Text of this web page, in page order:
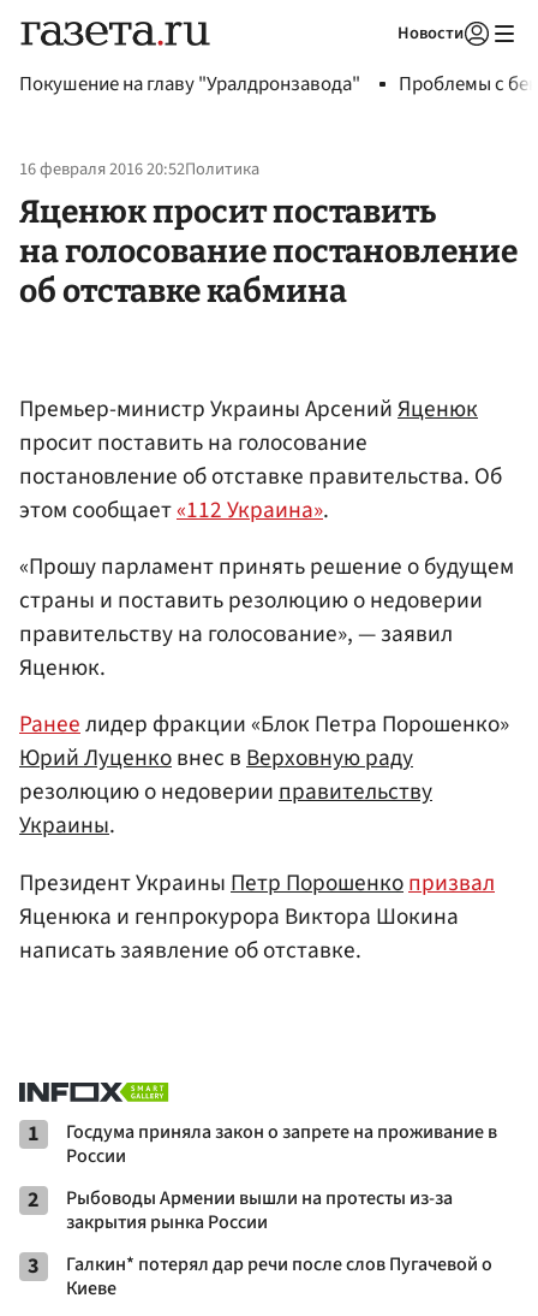
Новости
Покушение на главу "Уралдронзавода" Проблемы с
16 февраля 2016 20:52Политика
Яценюк просит поставить
на голосование постановление
об отставке кабмина
Премьер-министр Украины АрсенийЯценюк
просит поставить на голосование
постановление об отставке правительства. Об
этом сообщает«112 Украина».
«Прошу парламент принять решение о будущем
страны и поставить резолюцию о недоверии
правительству на голосование», — заявил
Яценюк.
Ранеелидер фракции «Блок Петра Порошенко»
Юрий Луценковнес вВерховную раду
резолюцию о недоверииправительству
Украины.
Президент Украины Петр Порошенкопризвал
Яценюка и генпрокурора Виктора Шокина
написать заявление об отставке.
1
Госдума приняла закон о запрете на проживание в
России
2
Рыбоводы Армении вышли на протесты из-за
закрытия рынка России
3
Галкин* потерял дар речи после слов Пугачевой о
Киеве